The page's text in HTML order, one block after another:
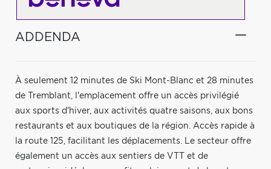
ADDENDA
À seulement 12 minutes de Ski Mont-Blanc et 28 minutes
de Tremblant, l'emplacement offre un accès privilégié
aux sports d'hiver, aux activités quatre saisons, aux bons
restaurants et aux boutiques de la région. Accès rapide à
la route 125, facilitant les déplacements. Le secteur offre
également un accès aux sentiers de VTT et de